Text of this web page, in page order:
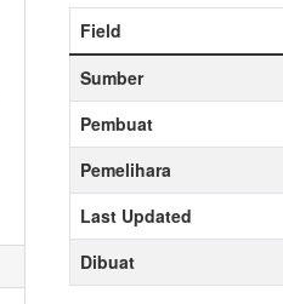
Field
Sumber
Pembuat
Pemelihara
Last Updated
Dibuat